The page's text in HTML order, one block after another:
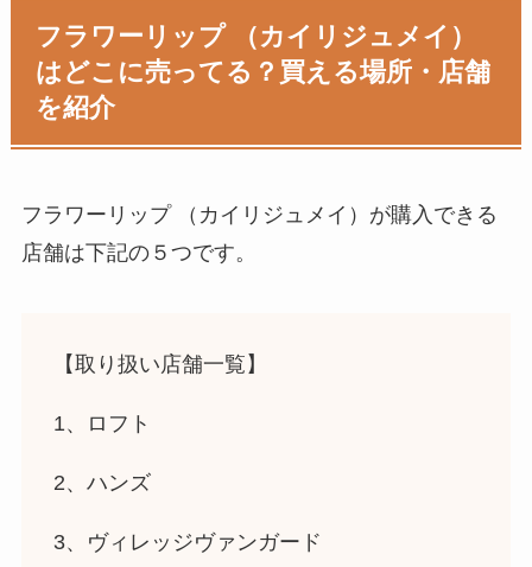
フラワーリップ （カイリジュメイ）
はどこに売ってる？買える場所・店舗
を紹介
フラワーリップ （カイリジュメイ） が購入できる
店舗は下記の５つです。
【取り扱い店舗一覧】
1、ロフト
2、ハンズ
3、ヴィレッジヴァンガード